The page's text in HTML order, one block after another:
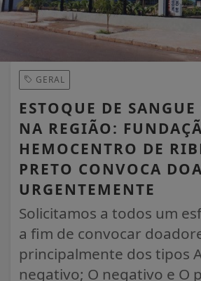
GERAL
ESTOQUE DE
NA REGIÃO:
HEMOCENTRO DE
PRETO CONVOCA
URGENTEMENTE
Solicitamos a todos um
a fim de convocar
principalmente dos tipos
negativo; O negativo e O